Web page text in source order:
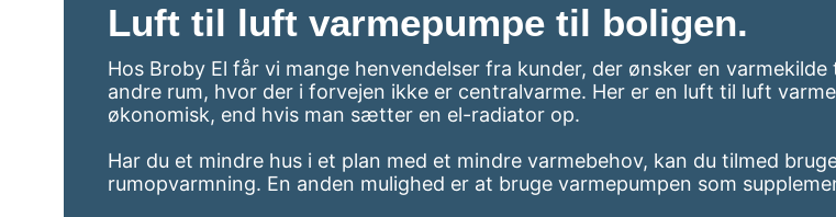
Luft til luft varmepumpe til boligen.
Hos Broby El får vi mange henvendelser fra kunder, der ønsker en
andre rum, hvor der i forvejen ikke er centralvarme. Her er en luft til luft
økonomisk, end hvis man sætter en el-radiator op.
Har du et mindre hus i et plan med et mindre varmebehov, kan du tilmed
rumopvarmning. En anden mulighed er at bruge varmepumpen som